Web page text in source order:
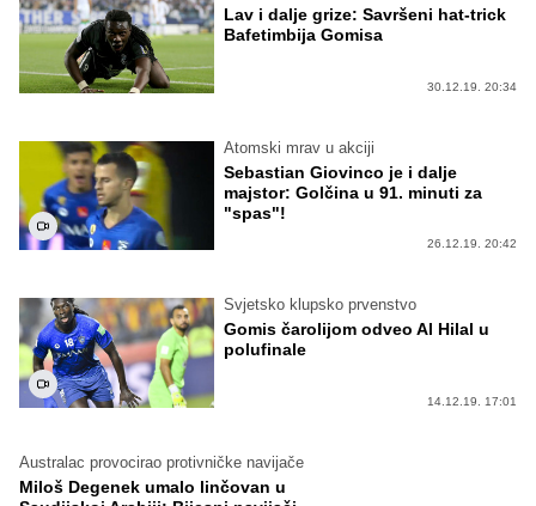
Lav i dalje grize: Savršeni hat-trick
Bafetimbija Gomisa
30.12.19. 20:34
Atomski mrav u akciji
Sebastian Giovinco je i dalje
majstor: Golčina u 91. minuti za
"spas"!
26.12.19. 20:42
Svjetsko klupsko prvenstvo
Gomis čarolijom odveo Al Hilal u
polufinale
14.12.19. 17:01
Australac provocirao protivničke navijače
Miloš Degenek umalo linčovan u